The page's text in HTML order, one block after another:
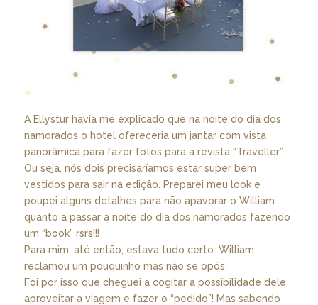
A Ellystur havia me explicado que na noite do dia dos
namorados o hotel ofereceria um jantar com vista
panorâmica para fazer fotos para a revista “Traveller”.
Ou seja, nós dois precisaríamos estar super bem
vestidos para sair na edição. Preparei meu look e
poupei alguns detalhes para não apavorar o William
quanto a passar a noite do dia dos namorados fazendo
um “book” rsrs!!!
Para mim, até então, estava tudo certo: William
reclamou um pouquinho mas não se opôs.
Foi por isso que cheguei a cogitar a possibilidade dele
aproveitar a viagem e fazer o “pedido”! Mas sabendo